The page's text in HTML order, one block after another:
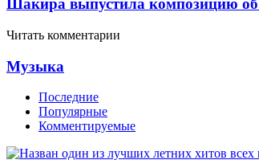
Шакира выпустила композицию
Читать комментарии
Музыка
Последние
Популярные
Комментируемые